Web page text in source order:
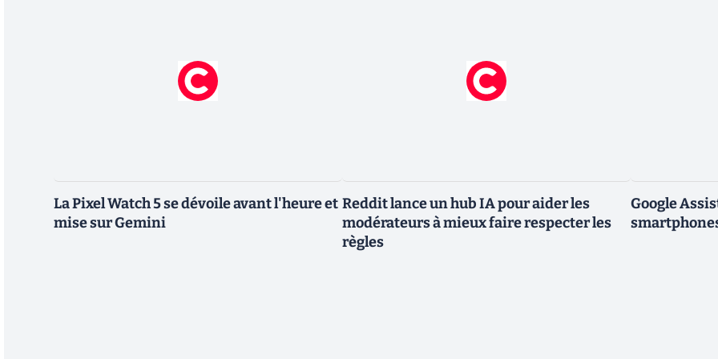
La Pixel Watch 5 se dévoile avant l'heure et
mise sur Gemini
Reddit lance un hub IA pour aider les
modérateurs à mieux faire respecter les
règles
Google